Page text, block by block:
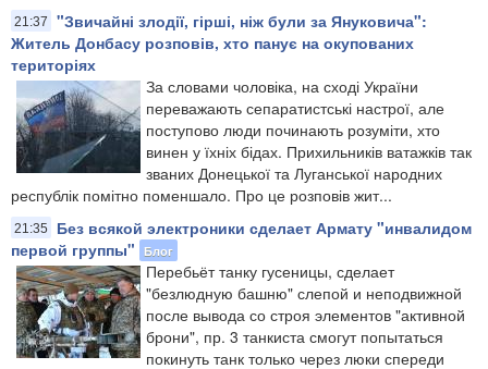
21:37
"Звичайні злодії, гірші, ніж були за Януковича":
Житель Донбасу розповів, хто панує на окупованих
територіях
За словами чоловіка, на сході України
переважають сепаратистські настрої, але
поступово люди починають розуміти, хто
винен у їхніх бідах. Прихильників ватажків так
званих Донецької та Луганської народних
республік помітно поменшало. Про це розповів жит...
21:35
Без всякой электроники сделает Армату "инвалидом
первой группы"
Блог
Перебьёт танку гусеницы, сделает
"безлюдную башню" слепой и неподвижной
после вывода со строя элементов "активной
брони", пр. 3 танкиста смогут попытаться
покинуть танк только через люки спереди